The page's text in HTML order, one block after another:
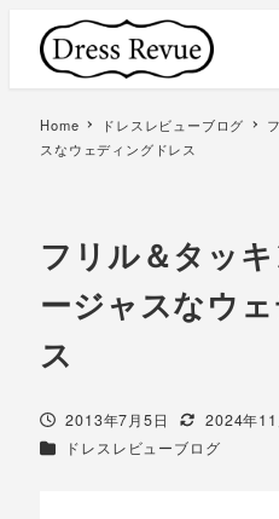
Home ドレスレビューブログ
スなウェディングドレス
フリル＆タッ
ージャスなウ
ス
投稿日
2013年7月5日 更新日
2024年11
カテゴリー
ドレスレビューブログ